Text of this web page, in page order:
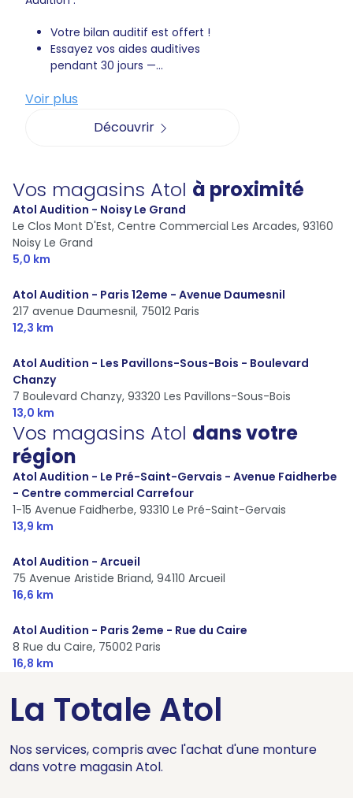
Votre bilan auditif est offert !
Essayez vos aides auditives
pendant 30 jours —...
Voir plus
Découvrir
Vos magasins Atol à proximité
Atol Audition - Noisy Le Grand
Le Clos Mont D'Est, Centre Commercial Les Arcades, 93160
Noisy Le Grand
5,0 km
Atol Audition - Paris 12eme - Avenue Daumesnil
217 avenue Daumesnil, 75012 Paris
12,3 km
Atol Audition - Les Pavillons-Sous-Bois - Boulevard
Chanzy
7 Boulevard Chanzy, 93320 Les Pavillons-Sous-Bois
13,0 km
Vos magasins Atol dans votre
région
Atol Audition - Le Pré-Saint-Gervais - Avenue Faidherbe
- Centre commercial Carrefour
1-15 Avenue Faidherbe, 93310 Le Pré-Saint-Gervais
13,9 km
Atol Audition - Arcueil
75 Avenue Aristide Briand, 94110 Arcueil
16,6 km
Atol Audition - Paris 2eme - Rue du Caire
8 Rue du Caire, 75002 Paris
16,8 km
La Totale Atol
Nos services, compris avec l'achat d'une monture
dans votre magasin Atol.